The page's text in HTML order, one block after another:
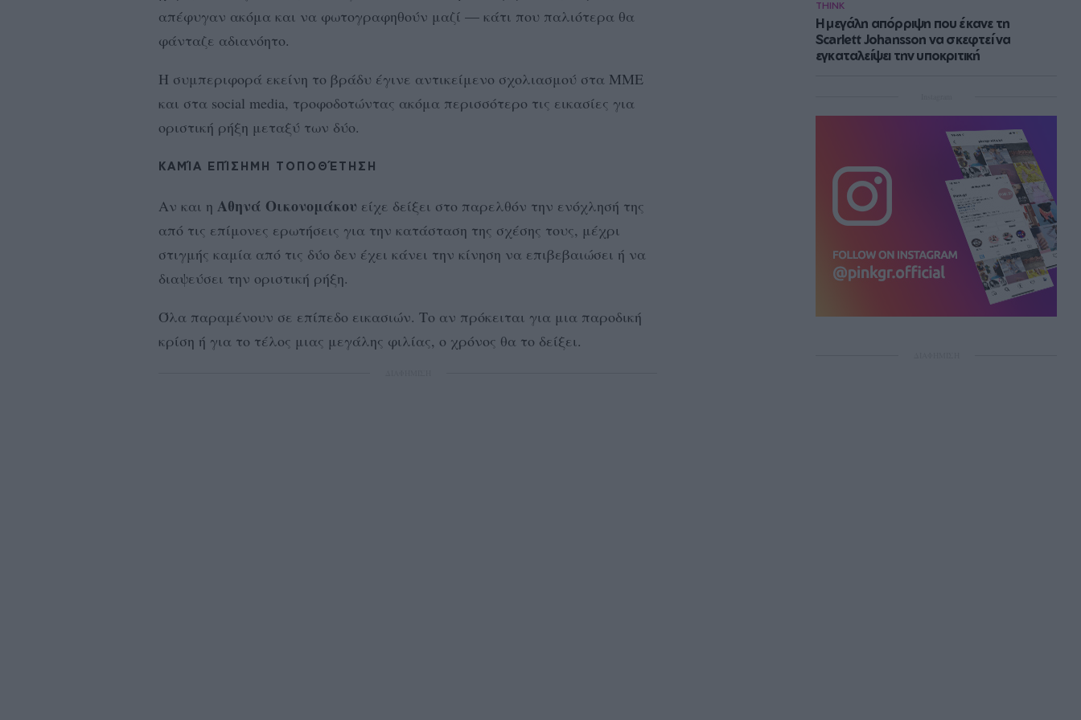
THINK
Η μεγάλη απόρριψη που έκανε τη
Scarlett Johansson να σκεφτεί να
εγκαταλείψει την υποκριτική
απέφυγαν ακόμα και να φωτογραφηθούν μαζί — κάτι που παλιότερα θα
φάνταζε αδιανόητο.
Η συμπεριφορά εκείνη το βράδυ έγινε αντικείμενο σχολιασμού στα ΜΜΕ
και στα social media, τροφοδοτώντας ακόμα περισσότερο τις εικασίες για
οριστική ρήξη μεταξύ των δύο.
ΚΑΜΊΑ ΕΠΊΣΗΜΗ ΤΟΠΟΘΈΤΗΣΗ
Αν και η Αθηνά Οικονομάκου είχε δείξει στο παρελθόν την ενόχλησή της
από τις επίμονες ερωτήσεις για την κατάσταση της σχέσης τους, μέχρι
στιγμής καμία από τις δύο δεν έχει κάνει την κίνηση να επιβεβαιώσει ή να
διαψεύσει την οριστική ρήξη.
Όλα παραμένουν σε επίπεδο εικασιών. Το αν πρόκειται για μια παροδική
κρίση ή για το τέλος μιας μεγάλης φιλίας, ο χρόνος θα το δείξει.